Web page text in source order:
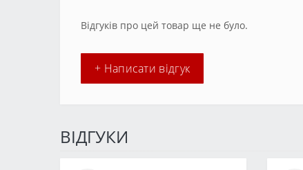
Відгуків про цей товар ще не було.
+ Написати відгук
ВІДГУКИ